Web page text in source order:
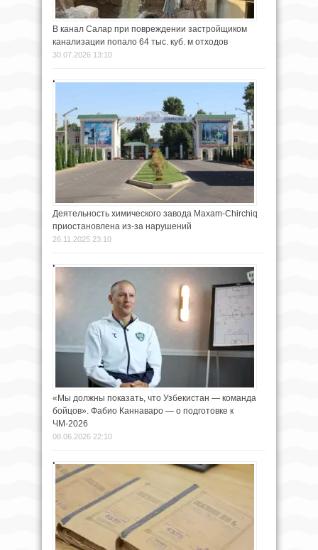
В канал Салар при повреждении застройщиком
канализации попало 64 тыс. куб. м отходов
30.07.2026 13:10
Деятельность химического завода Maxam-Chirchiq
приостановлена из-за нарушений
26.11.2025 23:10
«Мы должны показать, что Узбекистан — команда
бойцов». Фабио Каннаваро — о подготовке к
ЧМ-2026
08.06.2026 22:10